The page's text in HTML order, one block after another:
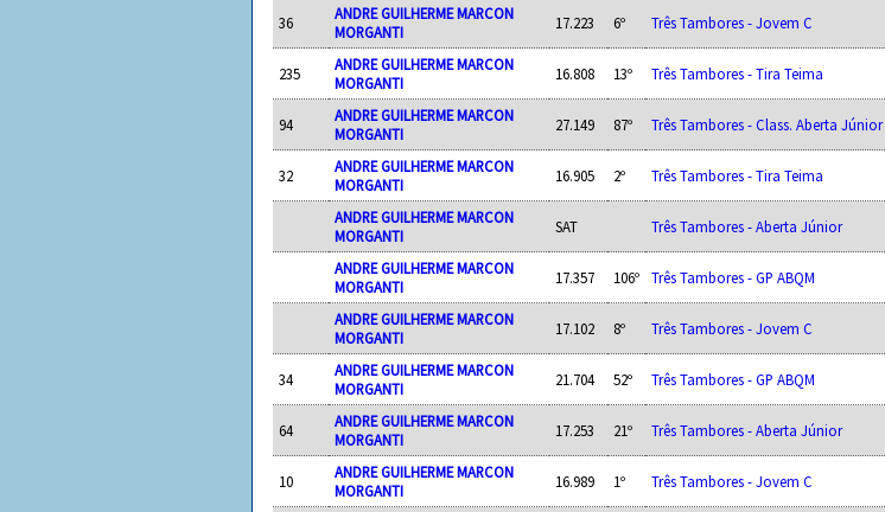
36
ANDRE GUILHERME MARCON
MORGANTI
17.223 6º Três Tambores - Jovem C
235
ANDRE GUILHERME MARCON
MORGANTI
16.808 13º Três Tambores - Tira Teima
94
ANDRE GUILHERME MARCON
MORGANTI
27.149 87º Três Tambores - Class. Aberta Júnior
32
ANDRE GUILHERME MARCON
MORGANTI
16.905 2º Três Tambores - Tira Teima
ANDRE GUILHERME MARCON
MORGANTI
SAT Três Tambores - Aberta Júnior
ANDRE GUILHERME MARCON
MORGANTI
17.357 106º Três Tambores - GP ABQM
ANDRE GUILHERME MARCON
MORGANTI
17.102 8º Três Tambores - Jovem C
34
ANDRE GUILHERME MARCON
MORGANTI
21.704 52º Três Tambores - GP ABQM
64
ANDRE GUILHERME MARCON
MORGANTI
17.253 21º Três Tambores - Aberta Júnior
10
ANDRE GUILHERME MARCON
MORGANTI
16.989 1º Três Tambores - Jovem C